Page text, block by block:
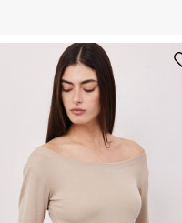
על גבי החבילה
באתר בלבד